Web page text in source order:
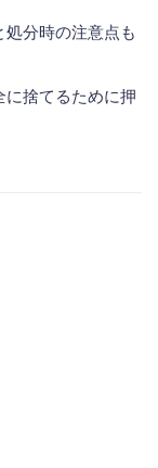
分時の注意点も
に捨てるために押